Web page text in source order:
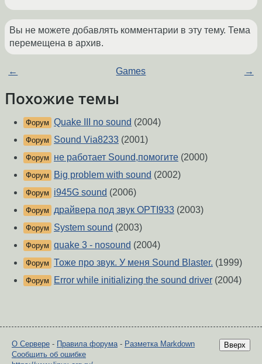
Вы не можете добавлять комментарии в эту тему. Тема
перемещена в архив.
← Games →
Похожие темы
Форум Quake III no sound (2004)
Форум Sound Via8233 (2001)
Форум не работает Sound,помогите (2000)
Форум Big problem with sound (2002)
Форум i945G sound (2006)
Форум драйвера под звук OPTI933 (2003)
Форум System sound (2003)
Форум quake 3 - nosound (2004)
Форум Тоже про звук. У меня Sound Blaster. (1999)
Форум Error while initializing the sound driver (2004)
Вверх
О Сервере - Правила форума- Разметка Markdown
Сообщить об ошибке